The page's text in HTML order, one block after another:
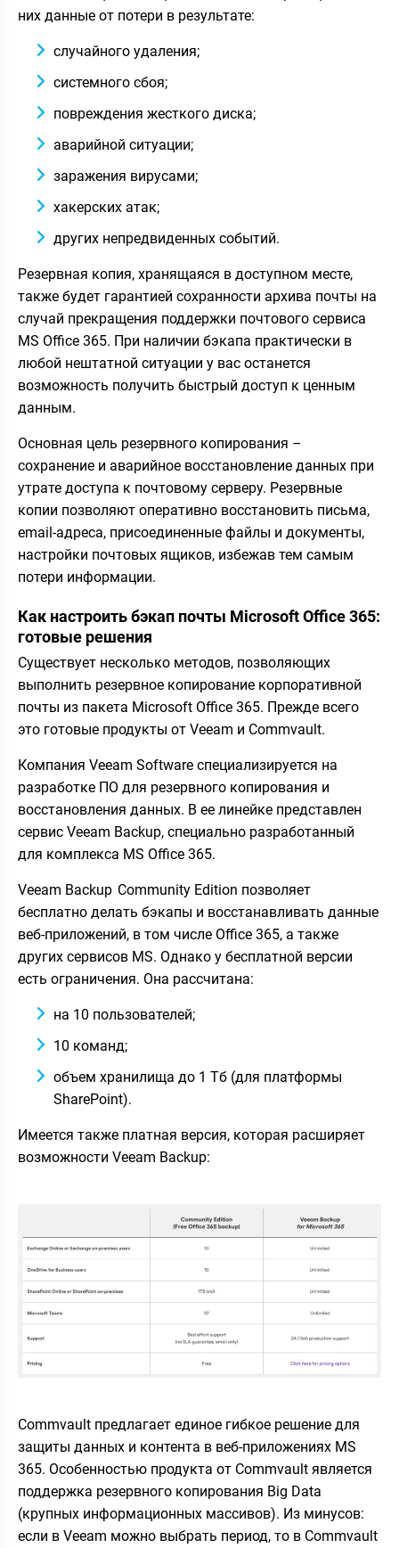
них данные от потери в результате:
случайного удаления;
системного сбоя;
повреждения жесткого диска;
аварийной ситуации;
заражения вирусами;
хакерских атак;
других непредвиденных событий.
Резервная копия, хранящаяся в доступном месте,
также будет гарантией сохранности архива почты на
случай прекращения поддержки почтового сервиса
MS Office 365. При наличии бэкапа практически в
любой нештатной ситуации у вас останется
возможность получить быстрый доступ к ценным
данным.
Основная цель резервного копирования –
сохранение и аварийное восстановление данных при
утрате доступа к почтовому серверу. Резервные
копии позволяют оперативно восстановить письма,
email-адреса, присоединенные файлы и документы,
настройки почтовых ящиков, избежав тем самым
потери информации.
Как настроить бэкап почты Microsoft Office 365:
готовые решения
Существует несколько методов, позволяющих
выполнить резервное копирование корпоративной
почты из пакета Microsoft Office 365. Прежде всего
это готовые продукты от Veeam и Commvault.
Компания Veeam Software специализируется на
разработке ПО для резервного копирования и
восстановления данных. В ее линейке представлен
сервис Veeam Backup, специально разработанный
для комплекса MS Office 365.
Veeam Backup Community Edition позволяет
бесплатно делать бэкапы и восстанавливать данные
веб-приложений, в том числе Office 365, а также
других сервисов MS. Однако у бесплатной версии
есть ограничения. Она рассчитана:
на 10 пользователей;
10 команд;
объем хранилища до 1 Тб (для платформы
SharePoint).
Имеется также платная версия, которая расширяет
возможности Veeam Backup:
Commvault предлагает единое гибкое решение для
защиты данных и контента в веб-приложениях MS
365. Особенностью продукта от Commvault является
поддержка резервного копирования Big Data
(крупных информационных массивов). Из минусов:
если в Veeam можно выбрать период, то в Commvault